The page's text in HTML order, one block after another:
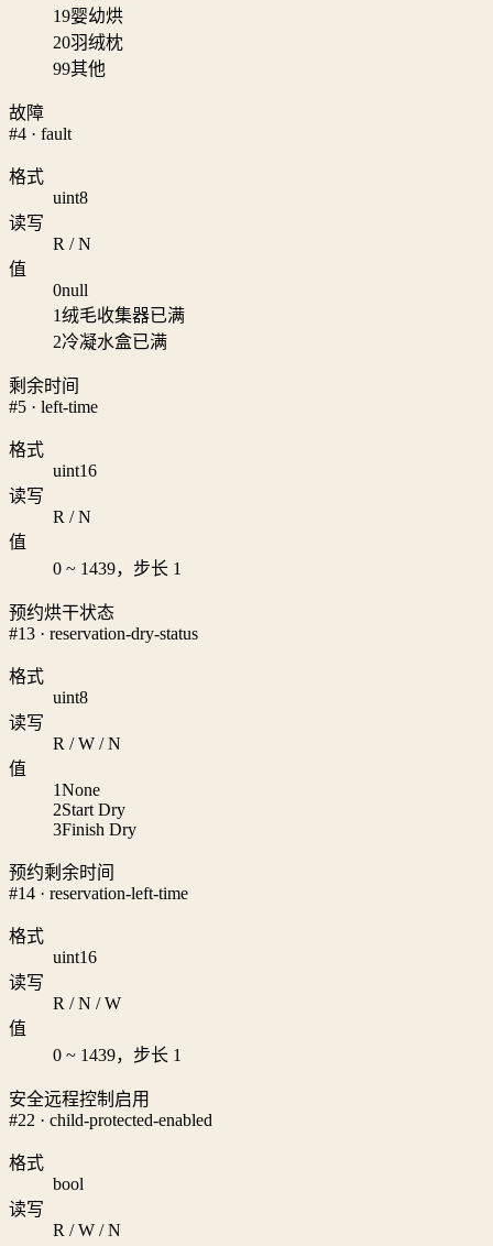
19婴幼烘
20羽绒枕
99其他
故障
#4 · fault
格式
uint8
读写
R / N
值
0null
1绒毛收集器已满
2冷凝水盒已满
剩余时间
#5 · left-time
格式
uint16
读写
R / N
值
0 ~ 1439，步长 1
预约烘干状态
#13 · reservation-dry-status
格式
uint8
读写
R / W / N
值
1None
2Start Dry
3Finish Dry
预约剩余时间
#14 · reservation-left-time
格式
uint16
读写
R / N / W
值
0 ~ 1439，步长 1
安全远程控制启用
#22 · child-protected-enabled
格式
bool
读写
R / W / N